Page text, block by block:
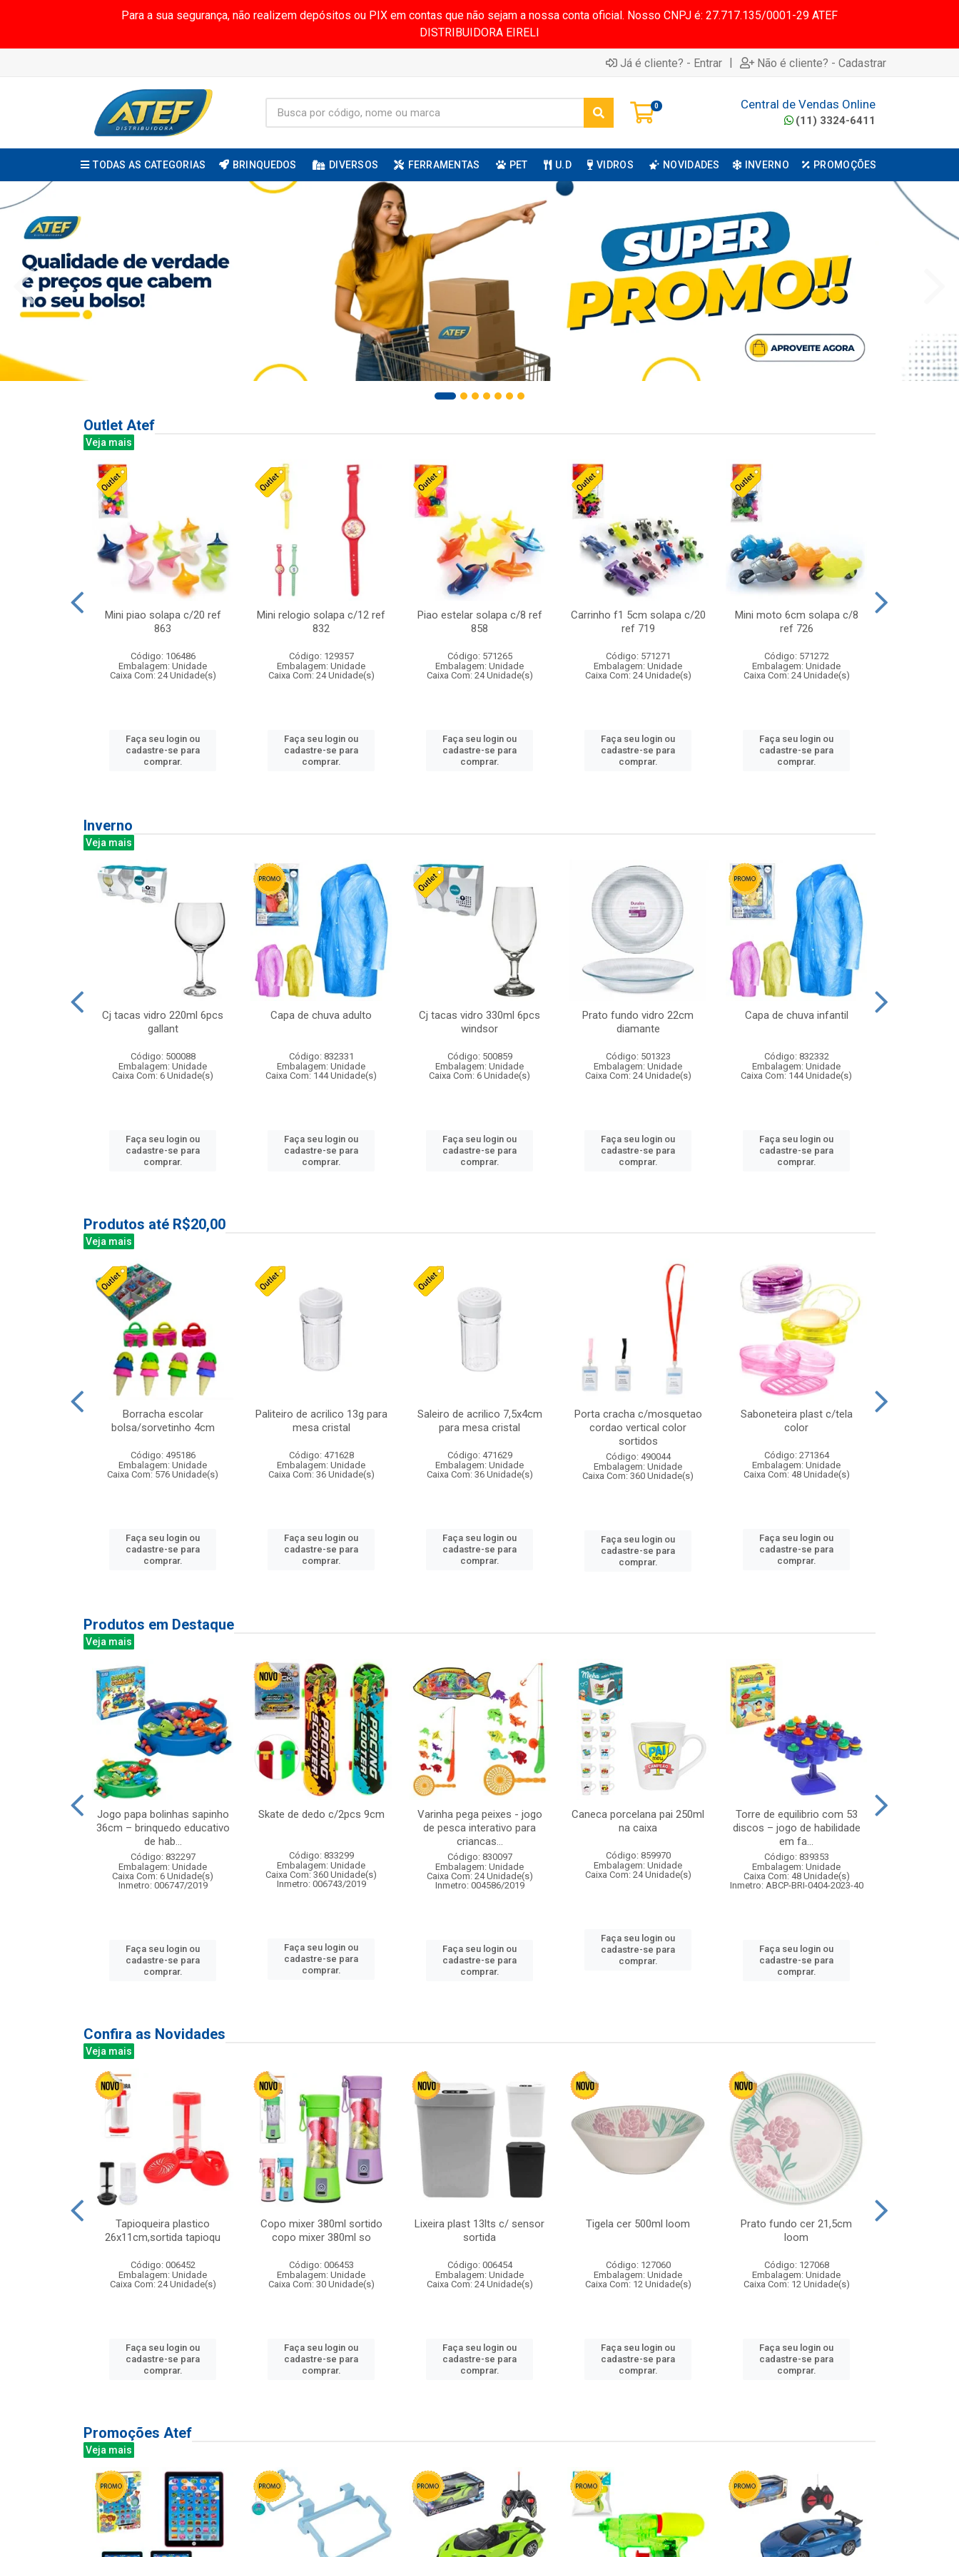
Para a sua segurança, não realizem depósitos ou PIX em contas que não sejam a nossa conta oficial. Nosso CNPJ é: 27.717.135/0001-29 ATEF
DISTRIBUIDORA EIRELI
Já é cliente? - Entrar | Não é cliente? - Cadastrar
0 Central de Vendas Online
(11) 3324-6411
TODAS AS CATEGORIAS BRINQUEDOS DIVERSOS FERRAMENTAS PET U.D VIDROS NOVIDADES INVERNO PROMOÇÕES
Outlet Atef
Veja mais
Mini piao solapa c/20 ref
863
Código: 106486
Embalagem: Unidade
Caixa Com: 24 Unidade(s)
Faça seu login ou
cadastre-se para
comprar.
Mini relogio solapa c/12 ref
832
Código: 129357
Embalagem: Unidade
Caixa Com: 24 Unidade(s)
Faça seu login ou
cadastre-se para
comprar.
Piao estelar solapa c/8 ref
858
Código: 571265
Embalagem: Unidade
Caixa Com: 24 Unidade(s)
Faça seu login ou
cadastre-se para
comprar.
Carrinho f1 5cm solapa c/20
ref 719
Código: 571271
Embalagem: Unidade
Caixa Com: 24 Unidade(s)
Faça seu login ou
cadastre-se para
comprar.
Mini moto 6cm solapa c/8
ref 726
Código: 571272
Embalagem: Unidade
Caixa Com: 24 Unidade(s)
Faça seu login ou
cadastre-se para
comprar.
Inverno
Veja mais
Cj tacas vidro 220ml 6pcs
gallant
Código: 500088
Embalagem: Unidade
Caixa Com: 6 Unidade(s)
Faça seu login ou
cadastre-se para
comprar.
Capa de chuva adulto
Código: 832331
Embalagem: Unidade
Caixa Com: 144 Unidade(s)
Faça seu login ou
cadastre-se para
comprar.
Cj tacas vidro 330ml 6pcs
windsor
Código: 500859
Embalagem: Unidade
Caixa Com: 6 Unidade(s)
Faça seu login ou
cadastre-se para
comprar.
Prato fundo vidro 22cm
diamante
Código: 501323
Embalagem: Unidade
Caixa Com: 24 Unidade(s)
Faça seu login ou
cadastre-se para
comprar.
Capa de chuva infantil
Código: 832332
Embalagem: Unidade
Caixa Com: 144 Unidade(s)
Faça seu login ou
cadastre-se para
comprar.
Produtos até R$20,00
Veja mais
Borracha escolar
bolsa/sorvetinho 4cm
Código: 495186
Embalagem: Unidade
Caixa Com: 576 Unidade(s)
Faça seu login ou
cadastre-se para
comprar.
Paliteiro de acrilico 13g para
mesa cristal
Código: 471628
Embalagem: Unidade
Caixa Com: 36 Unidade(s)
Faça seu login ou
cadastre-se para
comprar.
Saleiro de acrilico 7,5x4cm
para mesa cristal
Código: 471629
Embalagem: Unidade
Caixa Com: 36 Unidade(s)
Faça seu login ou
cadastre-se para
comprar.
Porta cracha c/mosquetao
cordao vertical color
sortidos
Código: 490044
Embalagem: Unidade
Caixa Com: 360 Unidade(s)
Faça seu login ou
cadastre-se para
comprar.
Saboneteira plast c/tela
color
Código: 271364
Embalagem: Unidade
Caixa Com: 48 Unidade(s)
Faça seu login ou
cadastre-se para
comprar.
Produtos em Destaque
Veja mais
Jogo papa bolinhas sapinho
36cm – brinquedo educativo
de hab...
Código: 832297
Embalagem: Unidade
Caixa Com: 6 Unidade(s)
Inmetro: 006747/2019
Faça seu login ou
cadastre-se para
comprar.
Skate de dedo c/2pcs 9cm
Código: 833299
Embalagem: Unidade
Caixa Com: 360 Unidade(s)
Inmetro: 006743/2019
Faça seu login ou
cadastre-se para
comprar.
Varinha pega peixes - jogo
de pesca interativo para
criancas...
Código: 830097
Embalagem: Unidade
Caixa Com: 24 Unidade(s)
Inmetro: 004586/2019
Faça seu login ou
cadastre-se para
comprar.
Caneca porcelana pai 250ml
na caixa
Código: 859970
Embalagem: Unidade
Caixa Com: 24 Unidade(s)
Faça seu login ou
cadastre-se para
comprar.
Torre de equilibrio com 53
discos – jogo de habilidade
em fa...
Código: 839353
Embalagem: Unidade
Caixa Com: 48 Unidade(s)
Inmetro: ABCP-BRI-0404-2023-40
Faça seu login ou
cadastre-se para
comprar.
Confira as Novidades
Veja mais
Tapioqueira plastico
26x11cm,sortida tapioqu
Código: 006452
Embalagem: Unidade
Caixa Com: 24 Unidade(s)
Faça seu login ou
cadastre-se para
comprar.
Copo mixer 380ml sortido
copo mixer 380ml so
Código: 006453
Embalagem: Unidade
Caixa Com: 30 Unidade(s)
Faça seu login ou
cadastre-se para
comprar.
Lixeira plast 13lts c/ sensor
sortida
Código: 006454
Embalagem: Unidade
Caixa Com: 24 Unidade(s)
Faça seu login ou
cadastre-se para
comprar.
Tigela cer 500ml loom
Código: 127060
Embalagem: Unidade
Caixa Com: 12 Unidade(s)
Faça seu login ou
cadastre-se para
comprar.
Prato fundo cer 21,5cm
loom
Código: 127068
Embalagem: Unidade
Caixa Com: 12 Unidade(s)
Faça seu login ou
cadastre-se para
comprar.
Promoções Atef
Veja mais